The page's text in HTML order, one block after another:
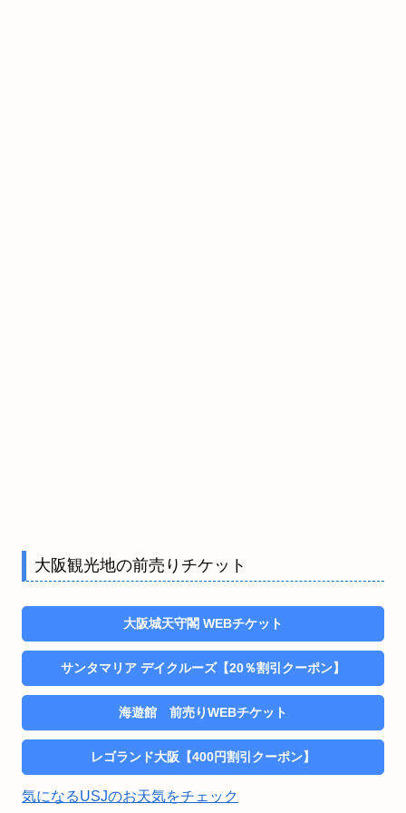
大阪観光地の前売りチケット
大阪城天守閣 WEBチケット
サンタマリア デイクルーズ【20％割引クーポン】
海遊館 前売りWEBチケット
レゴランド大阪【400円割引クーポン】
気になるUSJのお天気をチェック